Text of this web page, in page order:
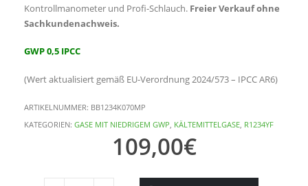
Kontrollmanometer und Profi-Schlauch. Freier Verkauf ohne
Sachkundenachweis.
GWP 0,5 IPCC
(Wert aktualisiert gemäß EU-Verordnung 2024/573 – IPCC AR6)
ARTIKELNUMMER: BB1234K070MP
KATEGORIEN: GASE MIT NIEDRIGEM GWP, KÄLTEMITTELGASE, R1234YF
109,00€